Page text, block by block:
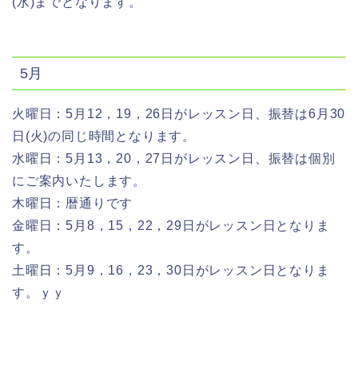
5月
火曜日：5月12，19，26日がレッスン日、振替は6月30
日(火)の同じ時間となります。
水曜日：5月13，20，27日がレッスン日、振替は個別
にご案内いたします。
木曜日：暦通りです
金曜日：5月8，15，22，29日がレッスン日となりま
す。
土曜日：5月9，16，23，30日がレッスン日となりま
す。ｙｙ